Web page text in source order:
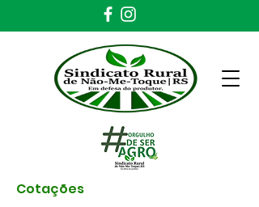
Cotações